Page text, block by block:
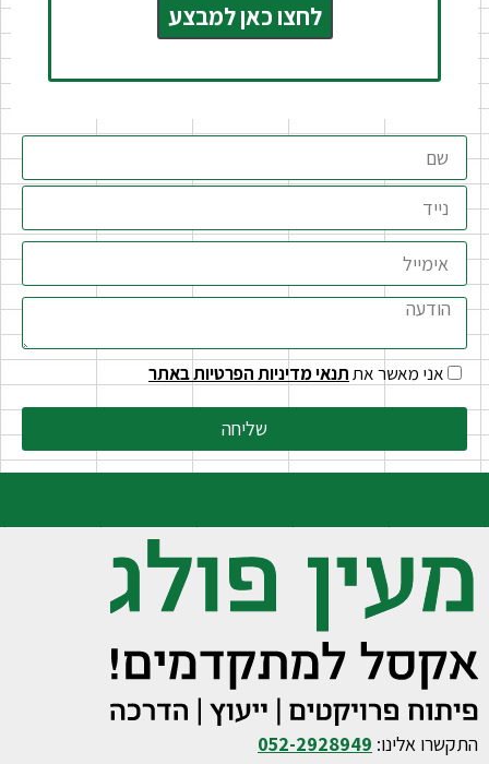
לחצו כאן למבצע
אני מאשר אתתנאי מדיניות הפרטיות באתר
שליחה
התקשרו אלינו: 052-2928949